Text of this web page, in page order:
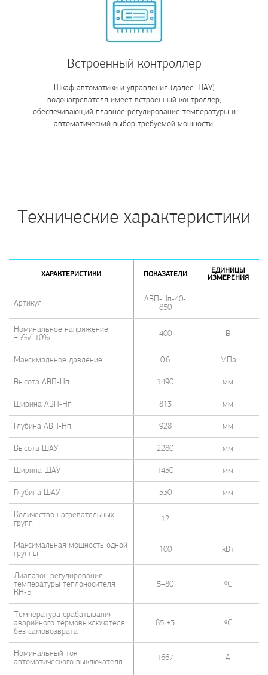
Встроенный контроллер
Шкаф автоматики и управления (далее ШАУ)
водонагревателя имеет встроенный контроллер,
обеспечивающий плавное регулирование температуры и
автоматический выбор требуемой мощности.
Технические характеристики
ХАРАКТЕРИСТИКИ ПОКАЗАТЕЛИ ЕДИНИЦЫ
ИЗМЕРЕНИЯ
Артикул
АВП-Нп-40-
850
Номинальное напряжение
+5%/-10%
400 В
Максимальное давление 0.6 МПа
Высота АВП-Нп 1490 мм
Ширина АВП-Нп 813 мм
Глубина АВП-Нп 928 мм
Высота ШАУ 2280 мм
Ширина ШАУ 1430 мм
Глубина ШАУ 330 мм
Количество нагревательных
групп
12
Максимальная мощность одной
группы
100 кВт
Диапазон регулирования
температуры теплоносителя
КН-5
5–80 ºС
Температура срабатывания
аварийного термовыключателя
без самовозврата
85 ±3 ºС
Номинальный ток
автоматического выключателя
1667 А